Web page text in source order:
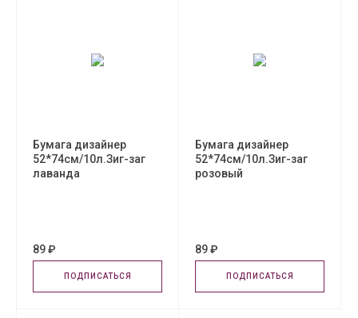
Бумага дизайнер
52*74см/10л.Зиг-заг
лаванда
89 ₽
ПОДПИСАТЬСЯ
Бумага дизайнер
52*74см/10л.Зиг-заг
розовый
89 ₽
ПОДПИСАТЬСЯ